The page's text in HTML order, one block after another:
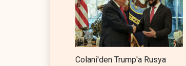
Colani'den Trump'a Rusya